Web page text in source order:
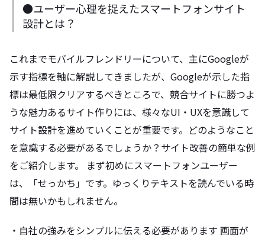
●ユーザー心理を捉えたスマートフォンサイト
設計とは？
これまでモバイルフレンドリーについて、主にGoogleが
示す指標を軸に解説してきましたが、Googleが示した指
標は最低限クリアするべきところで、競合サイトに勝つよ
うな魅力あるサイト作りには、様々なUI・UXを意識して
サイト設計を進めていくことが重要です。どのようなこと
を意識する必要があるでしょうか？サイト改善の簡単な例
をご紹介します。 まず初めにスマートフォンユーザー
は、「せっかち」です。ゆっくりテキストを読んでいる時
間は無いかもしれません。
・自社の強みをシンプルに伝える必要があります 画面が